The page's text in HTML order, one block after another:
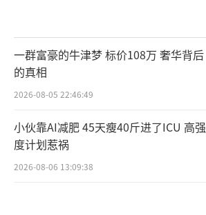
一群富豪的牛津梦 标价108万 奢华背后
的真相
2026-08-05 22:46:49
小伙靠AI减肥 45天瘦40斤进了ICU 高强
度计划惹祸
2026-08-06 13:09:38